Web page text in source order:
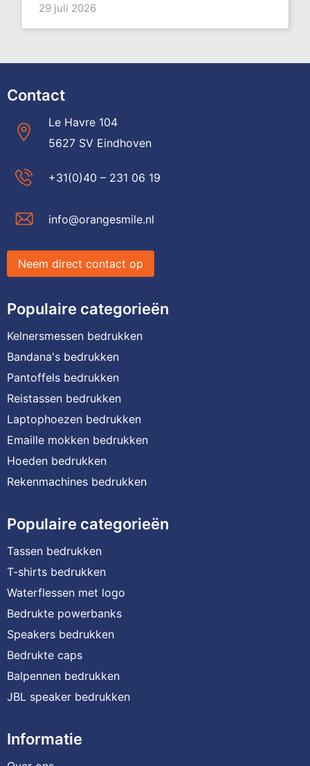
29 juli 2026
Contact
Le Havre 104
5627 SV Eindhoven
+31(0)40 – 231 06 19
info@orangesmile.nl
Neem direct contact op
Populaire categorieën
Kelnersmessen bedrukken
Bandana's bedrukken
Pantoffels bedrukken
Reistassen bedrukken
Laptophoezen bedrukken
Emaille mokken bedrukken
Hoeden bedrukken
Rekenmachines bedrukken
Populaire categorieën
Tassen bedrukken
T-shirts bedrukken
Waterflessen met logo
Bedrukte powerbanks
Speakers bedrukken
Bedrukte caps
Balpennen bedrukken
JBL speaker bedrukken
Informatie